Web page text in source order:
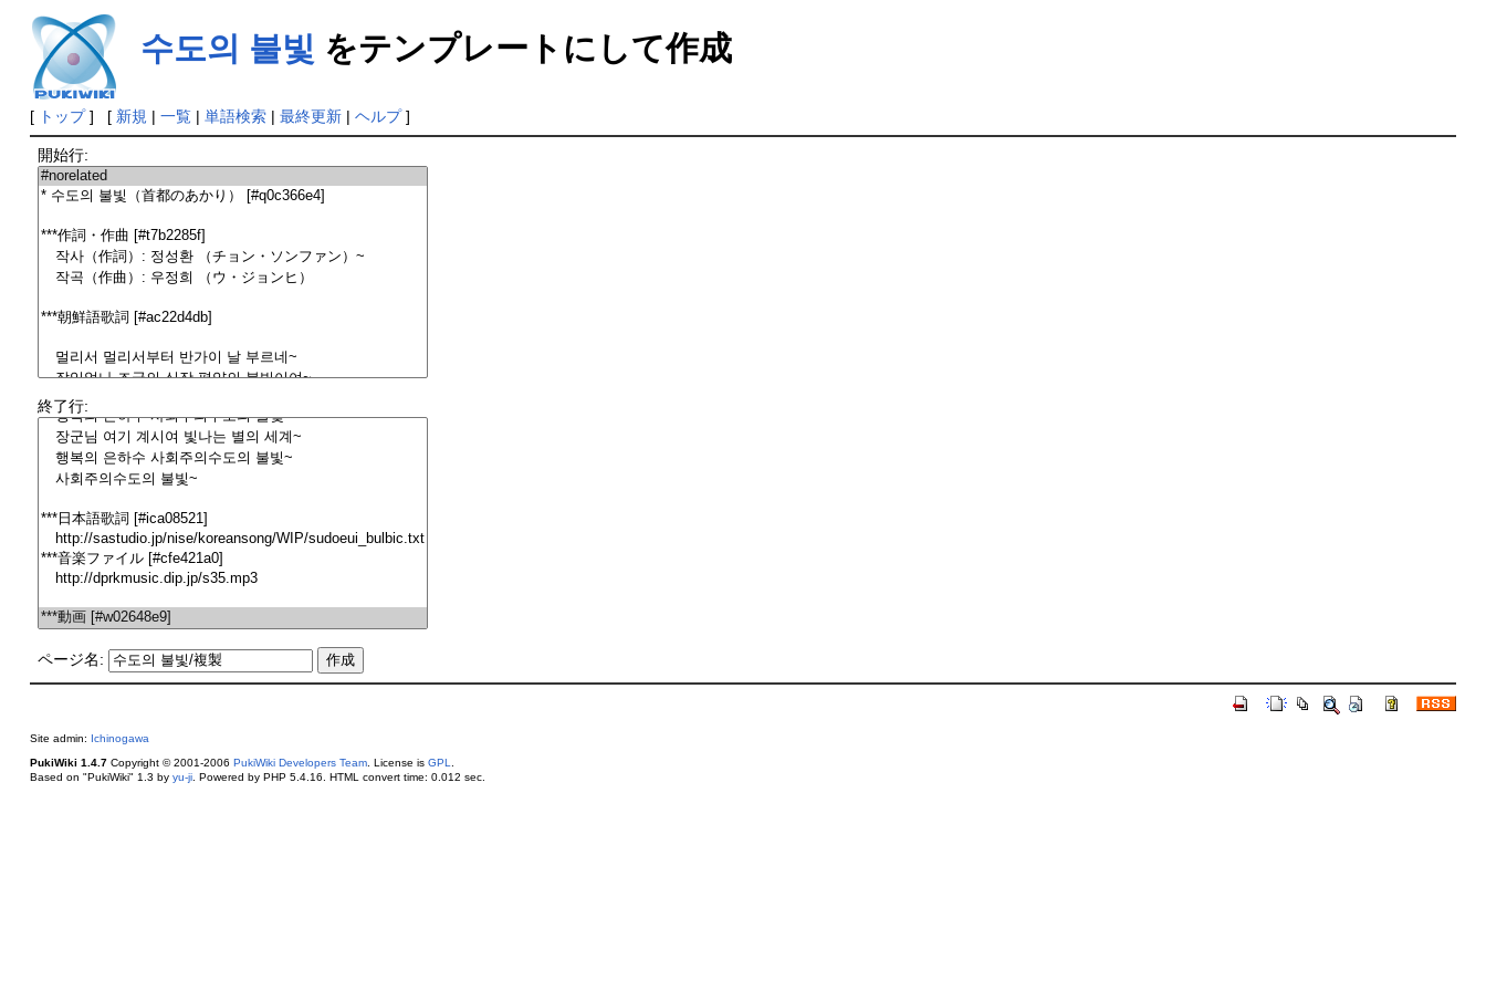
수도의 불빛 をテンプレートにして作成
[ トップ] [ 新規 | 一覧| 単語検索| 最終更新| ヘルプ]
開始行:
終了行:
ページ名:
Site admin: Ichinogawa
PukiWiki 1.4.7Copyright © 2001-2006 PukiWiki Developers Team. License is GPL
Based on "PukiWiki" 1.3 by yu-ji. Powered by PHP 5.4.16. HTML convert time: 0.012 sec.